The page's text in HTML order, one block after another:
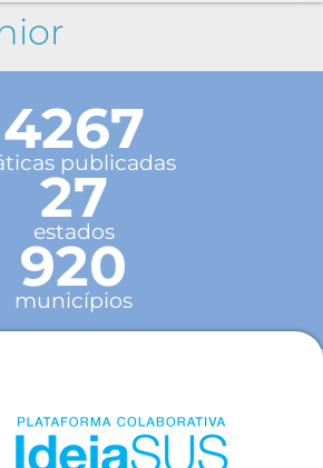
4267
publicadas
27
estados
920
municípios